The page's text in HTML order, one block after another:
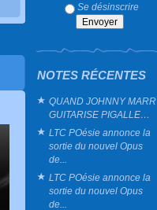
Se désinscrire
NOTES RÉCENTES
QUAND JOHNNY MARR
GUITARISE PIGALLE…
LTC POésie annonce la
sortie du nouvel Opus
de...
LTC POésie annonce la
sortie du nouvel Opus
de...